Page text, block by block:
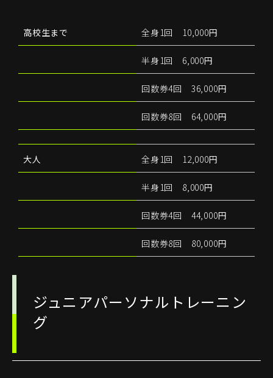
高校生まで 全身1回 10,000円
半身1回 6,000円
回数券4回 36,000円
回数券8回 64,000円
大人 全身1回 12,000円
半身1回 8,000円
回数券4回 44,000円
回数券8回 80,000円
ジュニアパーソナルトレーニン
グ